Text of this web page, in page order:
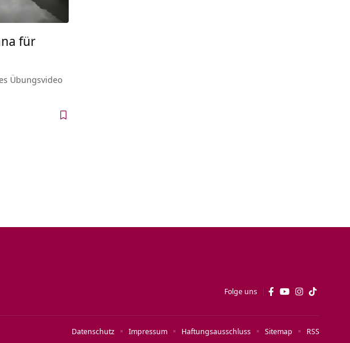
für
Übungsvideo
Folge uns
Datenschutz Impressum Haftungsausschluss Sitemap RSS